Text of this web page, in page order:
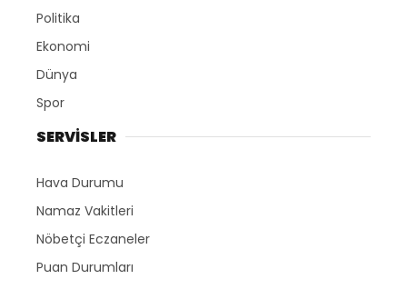
Politika
Ekonomi
Dünya
Spor
SERVİSLER
Hava Durumu
Namaz Vakitleri
Nöbetçi Eczaneler
Puan Durumları